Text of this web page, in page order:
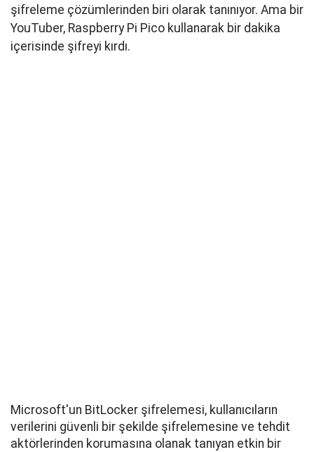
şifreleme çözümlerinden biri olarak tanınıyor. Ama bir
YouTuber, Raspberry Pi Pico kullanarak bir dakika
içerisinde şifreyi kırdı.
Microsoft'un BitLocker şifrelemesi, kullanıcıların
verilerini güvenli bir şekilde şifrelemesine ve tehdit
aktörlerinden korumasına olanak tanıyan etkin bir